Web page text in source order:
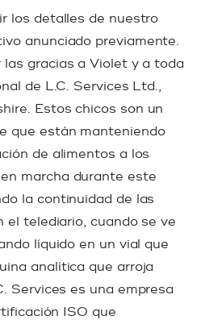
los detalles de nuestro
anunciado previamente.
las gracias a Violet y a toda
de L.C. Services Ltd.,
Estos chicos son un
que están manteniendo
de alimentos a los
marcha durante este
la continuidad de las
el telediario, cuando se ve
líquido en un vial que
analítica que arroja
Services es una empresa
ISO que